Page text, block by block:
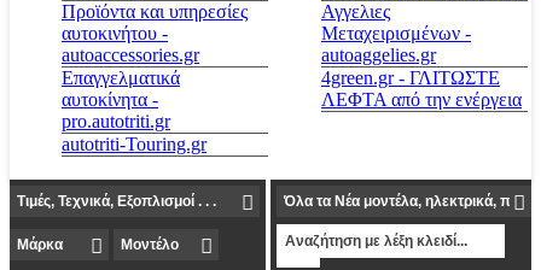
Προϊόντα και υπηρεσίες
αυτοκινήτου -
autoaccessories.gr
Επαγγελματικά
αυτοκίνητα -
pro.autotriti.gr
autotriti-Touring.gr
Αγγελιες
Μεταχειρισμένων -
autoaggelies.gr
4green.gr - ΓΛΙΤΩΣΤΕ
ΛΕΦΤΑ από την ενέργεια